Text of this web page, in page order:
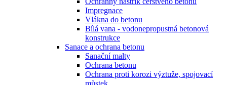
Impregnace
Vlákna do betonu
Bílá vana - vodonepropustná betonová
konstrukce
Sanace a ochrana betonu
Sanační malty
Ochrana betonu
Ochrana proti korozi výztuže, spojovací
můstek